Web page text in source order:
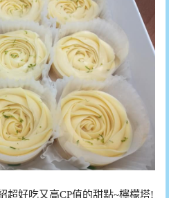
超好吃又高CP值的甜點~檸檬塔!